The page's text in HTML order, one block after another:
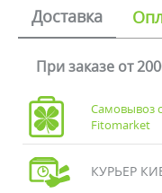
Доставка
При заказе от
Самовывоз
Fitomarket
КУРЬЕР